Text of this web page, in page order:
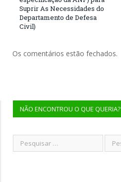
Suprir As Necessidades do
Departamento de Defesa
Civil)
Os comentários estão fechados.
NÃO ENCONTROU O QUE QUERIA?